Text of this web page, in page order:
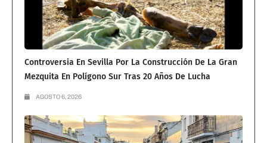
Controversia En Sevilla Por La Construcción De La Gran
Mezquita En Polígono Sur Tras 20 Años De Lucha
AGOSTO 6, 2026